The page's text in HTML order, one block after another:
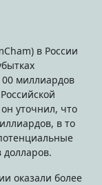
миллиардов
уточнил, что
в то
долларов.
оказали более